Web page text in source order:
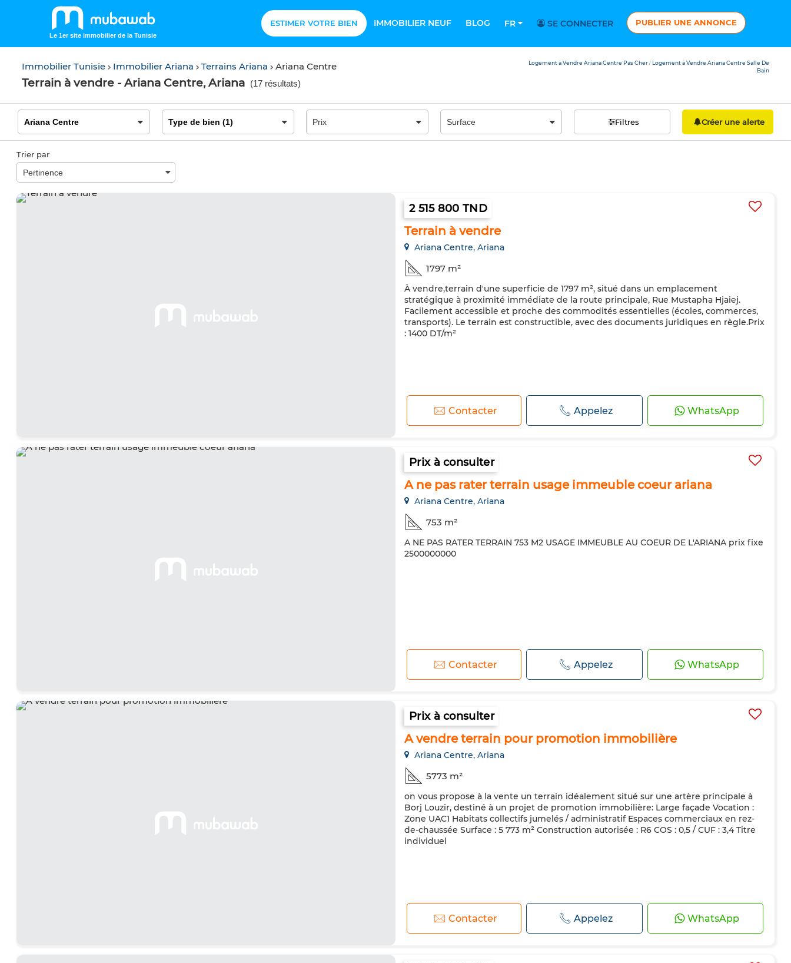
Le 1er site immobilier de la Tunisie
ESTIMER VOTRE BIEN IMMOBILIER NEUF BLOG FR SE CONNECTER PUBLIER UNE ANNONCE
Immobilier Tunisie Immobilier Ariana Terrains Ariana Ariana Centre
Terrain à vendre - Ariana Centre, Ariana (17 résultats)
Logement à Vendre Ariana Centre Pas Cher / Logement à Vendre Ariana Centre Salle De
Bain
Filtres Créer une alerte
Trier par
2 515 800 TND
Terrain à vendre
Ariana Centre, Ariana
1797 m²
À vendre,terrain d'une superficie de 1797 m², situé dans un emplacement
stratégique à proximité immédiate de la route principale, Rue Mustapha Hjaiej.
Facilement accessible et proche des commodités essentielles (écoles, commerces,
transports). Le terrain est constructible, avec des documents juridiques en règle.Prix
: 1400 DT/m²
Contacter Appelez WhatsApp
Prix à consulter
A ne pas rater terrain usage immeuble coeur ariana
Ariana Centre, Ariana
753 m²
A NE PAS RATER TERRAIN 753 M2 USAGE IMMEUBLE AU COEUR DE L'ARIANA prix fixe
2500000000
Contacter Appelez WhatsApp
Prix à consulter
A vendre terrain pour promotion immobilière
Ariana Centre, Ariana
5773 m²
on vous propose à la vente un terrain idéalement situé sur une artère principale à
Borj Louzir, destiné à un projet de promotion immobilière: Large façade Vocation :
Zone UAC1 Habitats collectifs jumelés / administratif Espaces commerciaux en rez-
de-chaussée Surface : 5 773 m² Construction autorisée : R6 COS : 0,5 / CUF : 3,4 Titre
individuel
Contacter Appelez WhatsApp